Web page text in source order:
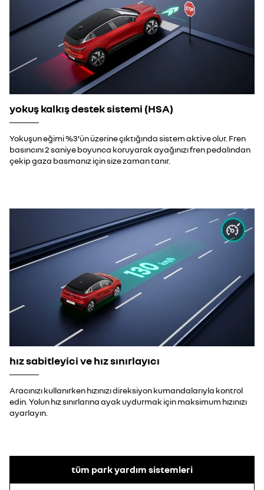
yokuş kalkış destek sistemi (HSA)
Yokuşun eğimi %3’ün üzerine çıktığında sistem aktive olur. Fren
basıncını 2 saniye boyunca koruyarak ayağınızı fren pedalından
çekip gaza basmanız için size zaman tanır.
hız sabitleyici ve hız sınırlayıcı
Aracınızı kullanırken hızınızı direksiyon kumandalarıyla kontrol
edin. Yolun hız sınırlarına ayak uydurmak için maksimum hızınızı
ayarlayın.
tüm park yardım sistemleri